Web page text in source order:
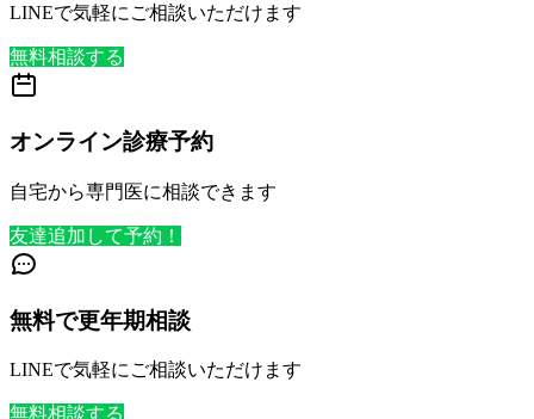
LINEで気軽にご相談いただけます
無料相談する
オンライン診療予約
自宅から専門医に相談できます
友達追加して予約！
無料で更年期相談
LINEで気軽にご相談いただけます
無料相談する